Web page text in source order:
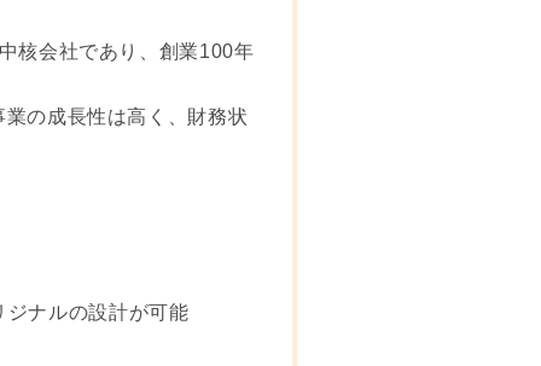
核会社であり、創業100年
の成長性は高く、財務状
ナルの設計が可能